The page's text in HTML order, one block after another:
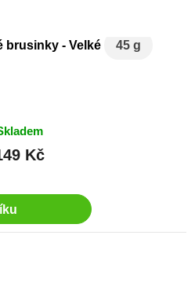
brusinky - Velké 45 g
Kč